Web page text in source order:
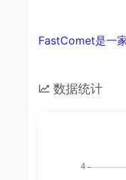
FastComet是一
数据统计